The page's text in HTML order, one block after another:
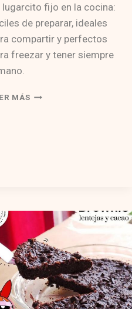
lugarcito fijo en la cocina:
de preparar, ideales
compartir y perfectos
freezar y tener siempre
MÁSMUFFINS